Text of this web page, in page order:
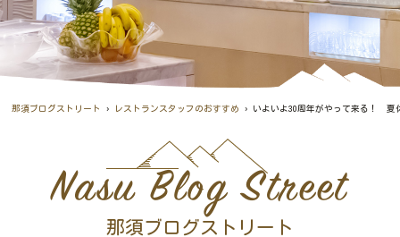
那須ブログストリート › レストランスタッフのおすすめ › いよいよ30周年がやって来る！ 夏
Nasu Blog Street
那須ブログストリート